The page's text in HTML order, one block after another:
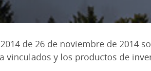
de 26 de noviembre de 2014
y los productos de